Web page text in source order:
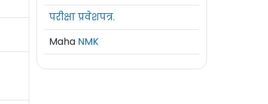
परीक्षा प्रवेशपत्र.
Maha NMK